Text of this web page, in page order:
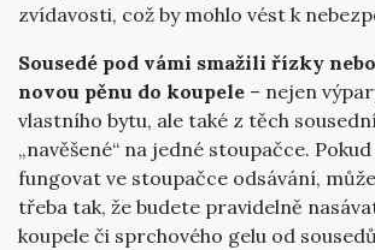
zvídavosti, což by mohlo vést k
Sousedé pod vámi smažili řízky
novou pěnu do koupele – nejen
vlastního bytu, ale také z těch
„navěšené“ na jedné stoupačce.
fungovat ve stoupačce odsávání,
třeba tak, že budete pravidelně
koupele či sprchového gelu od